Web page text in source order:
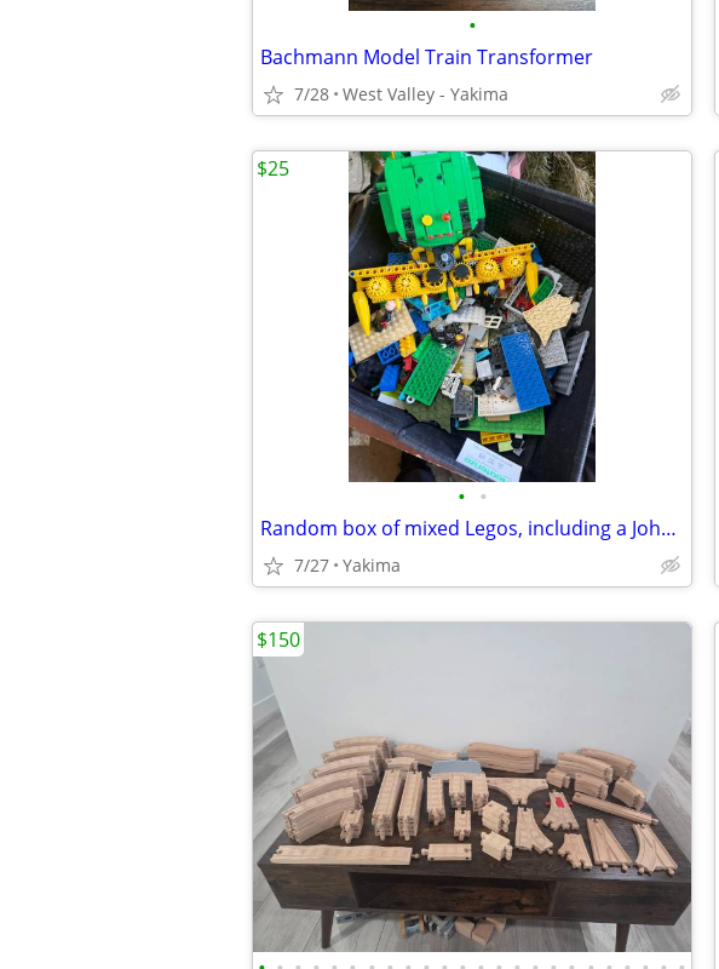
•
Bachmann Model Train Transformer
7/28 West Valley - Yakima
• •
Random box of mixed Legos, including a John Deere combine tractor and mini figs
7/27 Yakima
$25
$150